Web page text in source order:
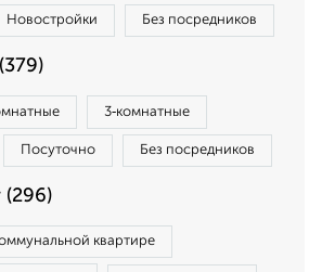
Новостройки Без посредников
3‑комнатные
Посуточно Без посредников
(296)
квартире